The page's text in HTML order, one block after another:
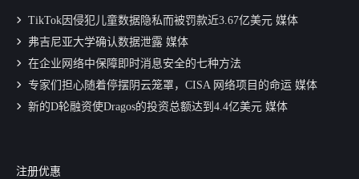
TikTok因侵犯儿童数据隐私而被罚款近3.67亿美元 媒体
弗吉尼亚大学确认数据泄露 媒体
在企业网络中保障即时消息安全的七种方法
专家们担心随着停摆阴云笼罩，CISA 网络项目的命运 媒体
新的D轮融资使Dragos的投资总额达到4.4亿美元 媒体
注册优惠